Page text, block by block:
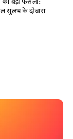
सुलभ के दोबारा